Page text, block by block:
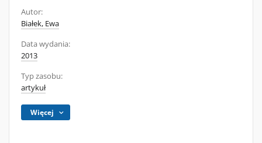
Autor:
Białek, Ewa
Data wydania:
2013
Typ zasobu:
artykuł
Więcej